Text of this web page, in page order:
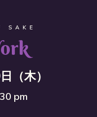
SAKE
（木）
pm